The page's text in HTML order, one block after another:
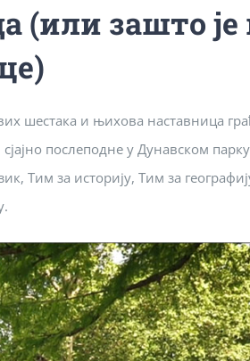
(или зашто је
шестака и њихова наставница
послеподне у Дунавском
Тим за историју, Тим за